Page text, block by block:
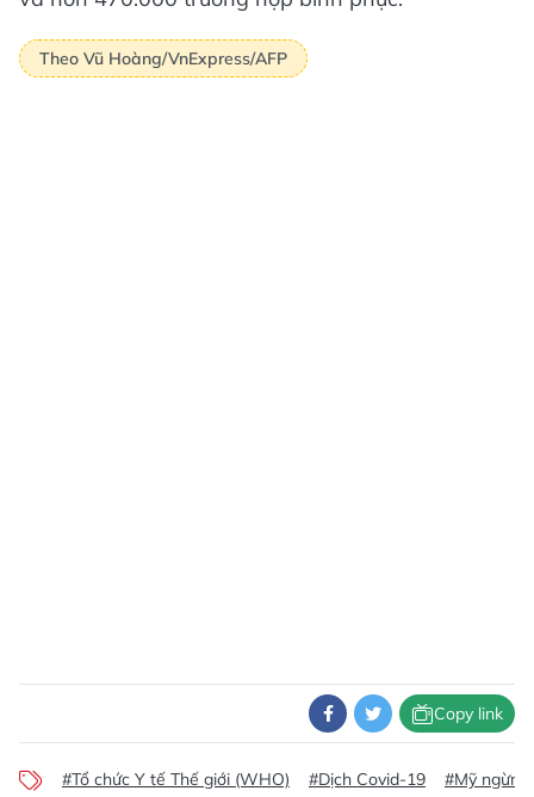
Theo Vũ Hoàng/VnExpress/AFP
Copy link
#Tổ chức Y tế Thế giới (WHO) #Dịch Covid-19 #Mỹ